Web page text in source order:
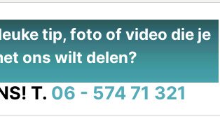
tip, foto of video die je
ons wilt delen?
T. 06 - 574 71 321